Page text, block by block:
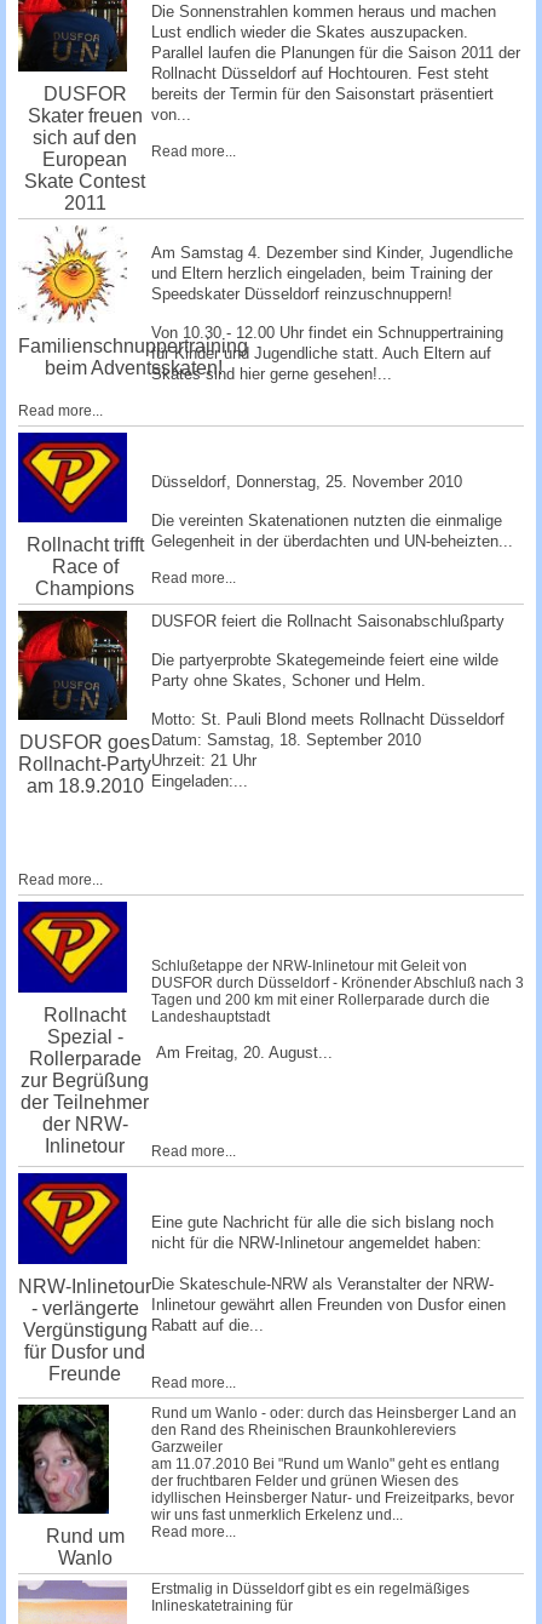
DUSFOR
Skater freuen
sich auf den
European
Skate Contest
2011
Die Sonnenstrahlen kommen heraus und machen
Lust endlich wieder die Skates auszupacken.
Parallel laufen die Planungen für die Saison 2011 der
Rollnacht Düsseldorf auf Hochtouren. Fest steht
bereits der Termin für den Saisonstart präsentiert
von...
Read more...
Familienschnuppertraining
beim Adventsskaten!
Am Samstag 4. Dezember sind Kinder, Jugendliche
und Eltern herzlich eingeladen, beim Training der
Speedskater Düsseldorf reinzuschnuppe­rn!
Von 10.30 - 12.00 Uhr findet ein Schnuppertraining
für Kinder und Jugendliche statt. Auch Eltern auf
Skates sind hier gerne gesehen!...
Read more...
Rollnacht trifft
Race of
Champions
Düsseldorf, ­Donnerstag, 25. November 2010 ­
Die vereinten Skatenationen nutzten die einmalige
Gelegenheit in der überdachten und UN-beheizten...
Read more...
DUSFOR goes
Rollnacht-Party
am 18.9.2010
DUSFOR feiert die Rollnacht Saisonabschlußparty
Die partyerprobte Skategemeinde feiert eine wilde
Party ohne Skates, Schoner und Helm.
Motto: St. Pauli Blond meets Rollnacht Düsseldorf
Datum: Samstag, 18. September 2010
Uhrzeit: 21 Uhr
Eingeladen:...
Read more...
Rollnacht
Spezial -
Rollerparade
zur Begrüßung
der Teilnehmer
der NRW-
Inlinetour
Schlußetappe der NRW-Inlinetour mit Geleit von
DUSFOR durch Düsseldorf - Krönender Abschluß nach 3
Tagen und 200 km mit einer Rollerparade durch die
Landeshauptstadt
Am Freitag, 20. August...
Read more...
NRW-Inlinetour
- verlängerte
Vergünstigung
für Dusfor und
Freunde
Eine gute Nachricht für alle die sich bislang noch
nicht für die NRW-Inlinetour angemeldet haben:
Die Skateschule-NRW als Veranstalter der NRW-
Inlinetour gewährt allen Freunden von Dusfor einen
Rabatt auf die...
Read more...
Rund um
Wanlo
Rund um Wanlo - oder: durch das Heinsberger Land an
den Rand des Rheinischen Braunkohlereviers
Garzweiler
am 11.07.2010 Bei "Rund um Wanlo" geht es entlang
der fruchtbaren Felder und grünen Wiesen des
idyllischen Heinsberger Natur- und Freizeitparks, bevor
wir uns fast unmerklich Erkelenz und...
Read more...
Erstmalig in Düsseldorf gibt es ein regelmäßiges
Inlineskatetraining für